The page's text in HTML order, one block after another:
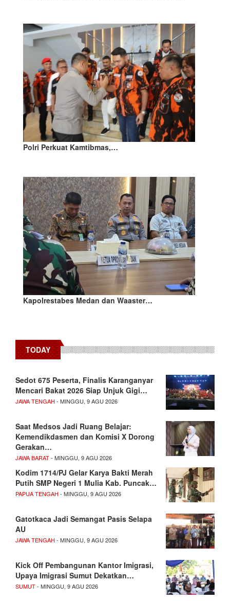
Polri Perkuat Kamtibmas,…
Kapolrestabes Medan dan Waaster…
TODAY
Sedot 675 Peserta, Finalis Karanganyar
Mencari Bakat 2026 Siap Unjuk Gigi…
JAWA TENGAH - MINGGU, 9 AGU 2026
Saat Medsos Jadi Ruang Belajar:
Kemendikdasmen dan Komisi X Dorong
Gerakan…
JAWA BARAT- MINGGU, 9 AGU 2026
Kodim 1714/PJ Gelar Karya Bakti Merah
Putih SMP Negeri 1 Mulia Kab. Puncak…
PAPUA TENGAH - MINGGU, 9 AGU 2026
Gatotkaca Jadi Semangat Pasis Selapa
AU
JAWA TENGAH - MINGGU, 9 AGU 2026
Kick Off Pembangunan Kantor Imigrasi,
Upaya Imigrasi Sumut Dekatkan…
SUMUT- MINGGU, 9 AGU 2026